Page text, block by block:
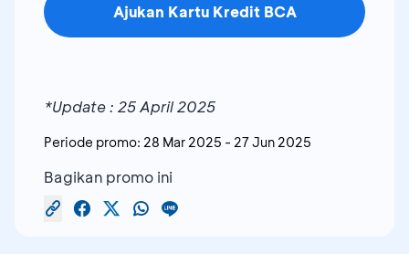
Ajukan Kartu Kredit BCA
*Update : 25 April 2025
Periode promo: 28 Mar 2025 - 27 Jun 2025
Bagikan promo ini